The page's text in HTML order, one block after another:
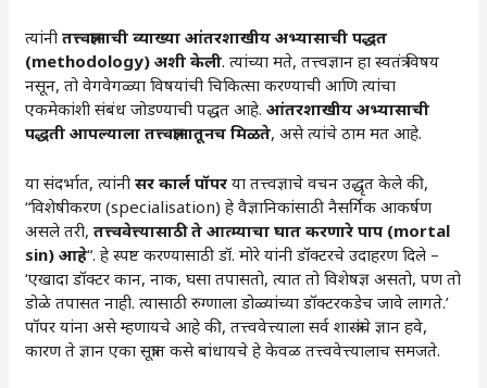
त्यांनीतत्त्वज्ञानाची व्याख्या आंतरशाखीय अभ्यासाची पद्धत
(methodology)अशी केली. त्यांच्या मते, तत्त्वज्ञान हा स्वतंत्र विषय
नसून, तो वेगवेगळ्या विषयांची चिकित्सा करण्याची आणि त्यांचा
एकमेकांशी संबंध जोडण्याची पद्धत आहे.आंतरशाखीय अभ्यासाची
पद्धती आपल्याला तत्त्वज्ञानातूनच मिळते, असे त्यांचे ठाम मत आहे.
या संदर्भात, त्यांनीसर कार्ल पॉपर या तत्त्वज्ञाचे वचन उद्धृत केले की,
“विशेषीकरण (specialisation) हे वैज्ञानिकांसाठी नैसर्गिक आकर्षण
असले तरी,तत्त्ववेत्त्यासाठी ते आत्म्याचा घात करणारे पाप (mortal
sin) आहे“. हे स्पष्ट करण्यासाठी डॉ. मोरे यांनी डॉक्टरचे उदाहरण दिले –
‘एखादा डॉक्टर कान, नाक, घसा तपासतो, त्यात तो विशेषज्ञ असतो, पण तो
डोळे तपासत नाही. त्यासाठी रुग्णाला डोळ्यांच्या डॉक्टरकडेच जावे लागते.’
पॉपर यांना असे म्हणायचे आहे की, तत्त्ववेत्त्याला सर्व शास्त्रांचे ज्ञान हवे,
कारण ते ज्ञान एका सूत्रात कसे बांधायचे हे केवळ तत्त्ववेत्त्यालाच समजते.